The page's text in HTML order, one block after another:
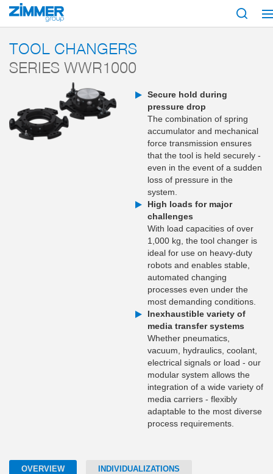
Start Products Series
TOOL CHANGERS
SERIES WWR1000
Secure hold during
pressure drop
The combination of spring
accumulator and mechanical
force transmission ensures
that the tool is held securely -
even in the event of a sudden
loss of pressure in the
system.
High loads for major
challenges
With load capacities of over
1,000 kg, the tool changer is
ideal for use on heavy-duty
robots and enables stable,
automated changing
processes even under the
most demanding conditions.
Inexhaustible variety of
media transfer systems
Whether pneumatics,
vacuum, hydraulics, coolant,
electrical signals or load - our
modular system allows the
integration of a wide variety of
media carriers - flexibly
adaptable to the most diverse
process requirements.
OVERVIEW INDIVIDUALIZATIONS